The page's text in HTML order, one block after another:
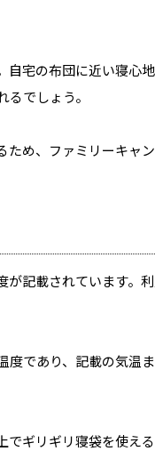
宅の布団に近い寝心
でしょう。
め、ファミリーキャ
記載されています。
であり、記載の気温
ギリギリ寝袋を使え